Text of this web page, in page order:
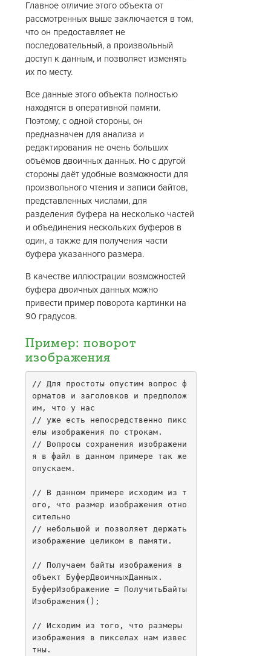
Главное отличие этого объекта от
рассмотренных выше заключается в том,
что он предоставляет не
последовательный, а произвольный
доступ к данным, и позволяет изменять
их по месту.
Все данные этого объекта полностью
находятся в оперативной памяти.
Поэтому, с одной стороны, он
предназначен для анализа и
редактирования не очень больших
объёмов двоичных данных. Но с другой
стороны даёт удобные возможности для
произвольного чтения и записи байтов,
представленных числами, для
разделения буфера на несколько частей
и объединения нескольких буферов в
один, а также для получения части
буфера указанного размера.
В качестве иллюстрации возможностей
буфера двоичных данных можно
привести пример поворота картинки на
90 градусов.
Пример: поворот
изображения
// Для простоты опустим вопрос ф
орматов и заголовков и предполож
им, что у нас
// уже есть непосредственно пикс
елы изображения по строкам.
// Вопросы сохранения изображени
я в файл в данном примере так же
опускаем.
// В данном примере исходим из т
ого, что размер изображения отно
сительно
// небольшой и позволяет держать
изображение целиком в памяти.
// Получаем байты изображения в
объект БуферДвоичныхДанных.
БуферИзображение = ПолучитьБайты
Изображения();
// Исходим из того, что размеры
изображения в пикселах нам извес
тны.